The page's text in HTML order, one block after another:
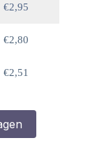
€2,95
€2,80
€2,51